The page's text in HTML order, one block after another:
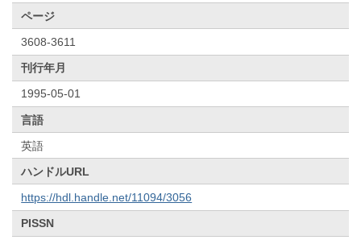
ページ
3608-3611
刊行年月
1995-05-01
言語
英語
ハンドルURL
https://hdl.handle.net/11094/3056
PISSN